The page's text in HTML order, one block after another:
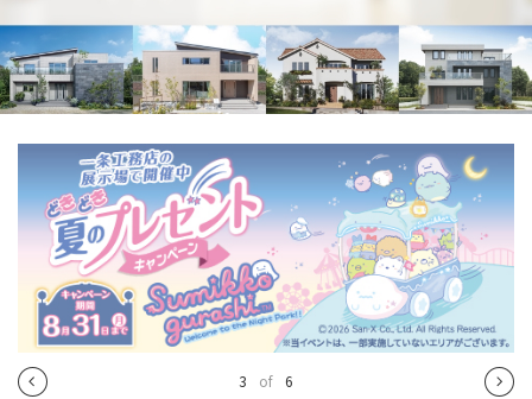
4 of 6